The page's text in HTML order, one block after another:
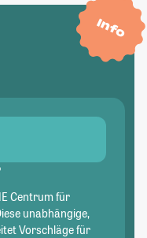
Info
Centrum für
unabhängige,
Vorschläge für